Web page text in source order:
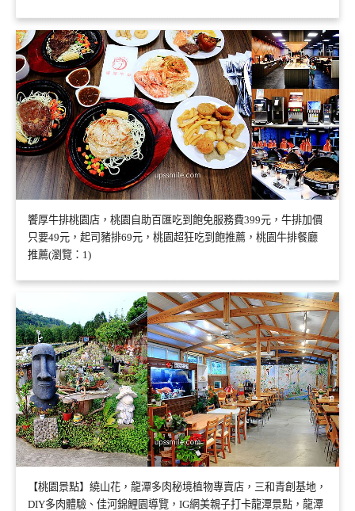
饗厚牛排桃園店，桃園自助百匯吃到飽免服務費399元，牛排加價
只要49元，起司豬排69元，桃園超狂吃到飽推薦，桃園牛排餐廳
推薦(瀏覽：1)
【桃園景點】繞山花，龍潭多肉秘境植物專賣店，三和青創基地，
DIY多肉體驗、佳河錦鯉園導覽，IG網美親子打卡龍潭景點，龍潭